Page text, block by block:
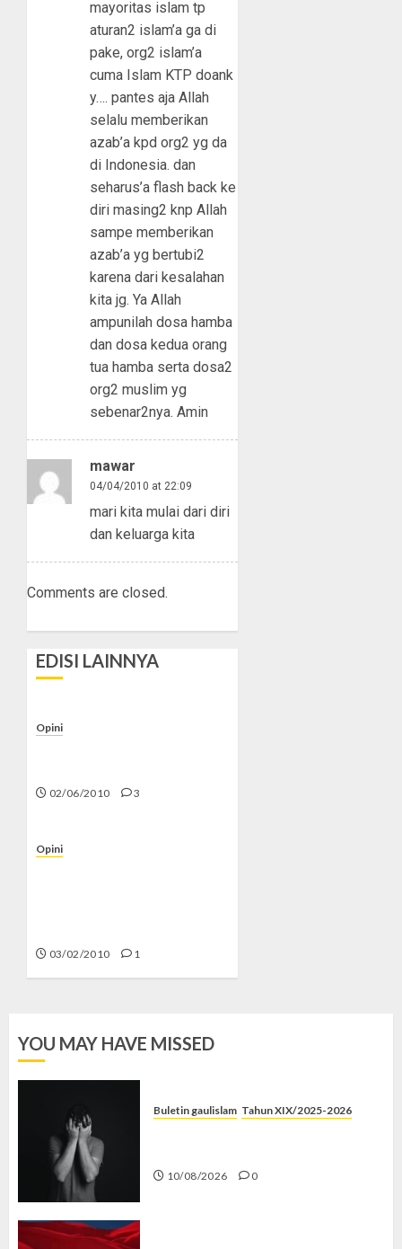
mayoritas islam tp
aturan2 islam’a ga di
pake, org2 islam’a
cuma Islam KTP doank
y…. pantes aja Allah
selalu memberikan
azab’a kpd org2 yg da
di Indonesia. dan
seharus’a flash back ke
diri masing2 knp Allah
sampe memberikan
azab’a yg bertubi2
karena dari kesalahan
kita jg. Ya Allah
ampunilah dosa hamba
dan dosa kedua orang
tua hamba serta dosa2
org2 muslim yg
sebenar2nya. Amin
mawar
04/04/2010 at 22:09
mari kita mulai dari diri
dan keluarga kita
Comments are closed.
EDISI LAINNYA
Opini
02/06/2010 3
Opini
03/02/2010 1
YOU MAY HAVE MISSED
Buletin gaulislam Tahun XIX/2025-2026
10/08/2026 0